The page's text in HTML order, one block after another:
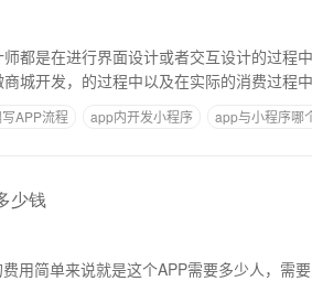
都是在进行界面设计或者交互设计的过程
APP流程 app内开发小程序
app与小程序哪
少钱